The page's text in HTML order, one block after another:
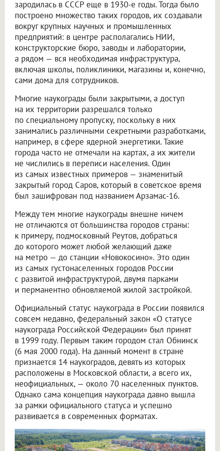
зародилась в СССР еще в 1930-е годы. Тогда было
построено множество таких городов, их создавали
вокруг крупных научных и промышленных
предприятий: в центре располагались НИИ,
конструкторские бюро, заводы и лаборатории,
а рядом — вся необходимая инфраструктура,
включая школы, поликлиники, магазины и, конечно,
сами дома для сотрудников.
Многие наукограды были закрытыми, а доступ
на их территории разрешался только
по специальному пропуску, поскольку в них
занимались различными секретными разработками,
например, в сфере ядерной энергетики. Такие
города часто не отмечали на картах, а их жители
не числились в переписи населения. Один
из самых известных примеров — знаменитый
закрытый город Саров, который в советское время
был зашифрован под названием Арзамас-16.
Между тем многие наукограды внешне ничем
не отличаются от большинства городов страны:
к примеру, подмосковный Реутов, добраться
до которого может любой желающий даже
на метро — до станции «Новокосино». Это один
из самых густонаселенных городов России
с развитой инфраструктурой, двумя парками
и перманентно обновляемой жилой застройкой.
Официальный статус наукограда в России появился
совсем недавно, федеральный закон «О статусе
наукограда Российской Федерации» был принят
в 1999 году. Первым таким городом стал Обнинск
(6 мая 2000 года). На данный момент в стране
признается 14 наукоградов, девять из которых
расположены в Московской области, а всего их,
неофициальных, — около 70 населенных пунктов.
Однако сама концепция наукограда давно вышла
за рамки официального статуса и успешно
развивается в современных форматах.